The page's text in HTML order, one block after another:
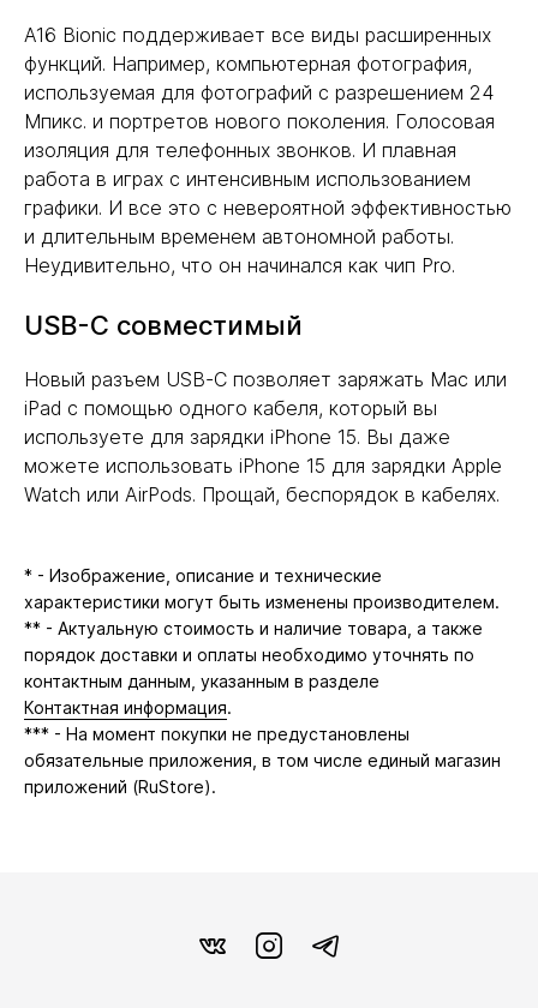
A16 Bionic поддерживает все виды расширенных
функций. Например, компьютерная фотография,
используемая для фотографий с разрешением 24
Мпикс. и портретов нового поколения. Голосовая
изоляция для телефонных звонков. И плавная
работа в играх с интенсивным использованием
графики. И все это с невероятной эффективностью
и длительным временем автономной работы.
Неудивительно, что он начинался как чип Pro.
USB-C совместимый
Новый разъем USB-C позволяет заряжать Mac или
iPad с помощью одного кабеля, который вы
используете для зарядки iPhone 15. Вы даже
можете использовать iPhone 15 для зарядки Apple
Watch или AirPods. Прощай, беспорядок в кабелях.
* - Изображение, описание и технические
характеристики могут быть изменены производителем.
** - Актуальную стоимость и наличие товара, а также
порядок доставки и оплаты необходимо уточнять по
контактным данным, указанным в разделе
Контактная информация.
*** - На момент покупки не предустановлены
обязательные приложения, в том числе единый магазин
приложений (RuStore).